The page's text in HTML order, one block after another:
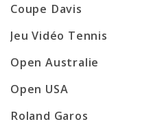
Coupe Davis
Jeu Vidéo Tennis
Open Australie
Open USA
Roland Garos